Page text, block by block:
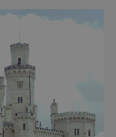
nabídky
výběr. Po